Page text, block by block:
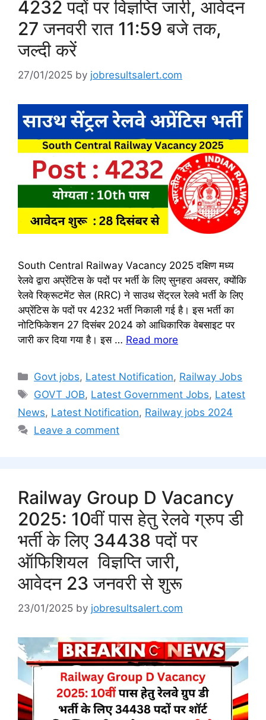
4232 पदों पर विज्ञप्ति जारी, आवेदन
27 जनवरी रात 11:59 बजे तक,
जल्दी करें
27/01/2025 by jobresultsalert.com
South Central Railway Vacancy 2025 दक्षिण मध्य
रेलवे द्वारा अप्रेंटिस के पदों पर भर्ती के लिए सुनहरा अवसर, क्योंकि
रेलवे रिक्रूटमेंट सेल (RRC) ने साउथ सेंट्रल रेलवे भर्ती के लिए
अप्रेंटिस के पदों पर 4232 भर्ती निकाली गई है। इस भर्ती का
नोटिफिकेशन 27 दिसंबर 2024 को आधिकारिक वेबसाइट पर
जारी कर दिया गया है। इस … Read more
Categories
Govt jobs, Latest Notification, Railway Jobs
Tags
GOVT JOB, Latest Government Jobs, Latest
News, Latest Notification, Railway jobs 2024
Leave a comment
Railway Group D Vacancy
2025: 10वीं पास हेतु रेलवे ग्रुप डी
भर्ती के लिए 34438 पदों पर
ऑफिशियल विज्ञप्ति जारी,
आवेदन 23 जनवरी से शुरू
23/01/2025 by jobresultsalert.com